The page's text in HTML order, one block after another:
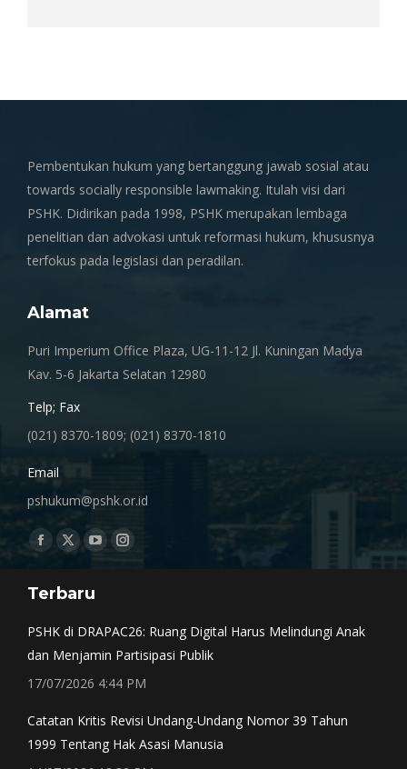
Pembentukan hukum yang bertanggung jawab sosial atau
towards socially responsible lawmaking. Itulah visi dari
PSHK. Didirikan pada 1998, PSHK merupakan lembaga
penelitian dan advokasi untuk reformasi hukum, khususnya
terfokus pada legislasi dan peradilan.
Alamat
Puri Imperium Office Plaza, UG-11-12 Jl. Kuningan Madya
Kav. 5-6 Jakarta Selatan 12980
Telp; Fax
(021) 8370-1809; (021) 8370-1810
Email
pshukum@pshk.or.id
Find us on:
Facebook
opens
window
X
opens
window
YouTube
opens
Instagram
window
Terbaru
PSHK di DRAPAC26: Ruang Digital Harus Melindungi Anak
dan Menjamin Partisipasi Publik
17/07/2026 4:44 PM
Catatan Kritis Revisi Undang-Undang Nomor 39 Tahun
1999 Tentang Hak Asasi Manusia